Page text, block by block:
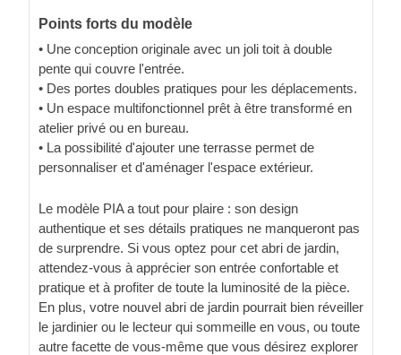
Points forts du modèle
• Une conception originale avec un joli toit à double
pente qui couvre l'entrée.
• Des portes doubles pratiques pour les déplacements.
• Un espace multifonctionnel prêt à être transformé en
atelier privé ou en bureau.
• La possibilité d'ajouter une terrasse permet de
personnaliser et d'aménager l'espace extérieur.
Le modèle PIA a tout pour plaire : son design
authentique et ses détails pratiques ne manqueront pas
de surprendre. Si vous optez pour cet abri de jardin,
attendez-vous à apprécier son entrée confortable et
pratique et à profiter de toute la luminosité de la pièce.
En plus, votre nouvel abri de jardin pourrait bien réveiller
le jardinier ou le lecteur qui sommeille en vous, ou toute
autre facette de vous-même que vous désirez explorer